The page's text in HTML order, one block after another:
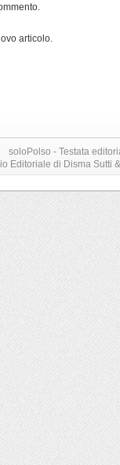
articolo.
soloPolso - Testata
Editoriale di Disma Sutti